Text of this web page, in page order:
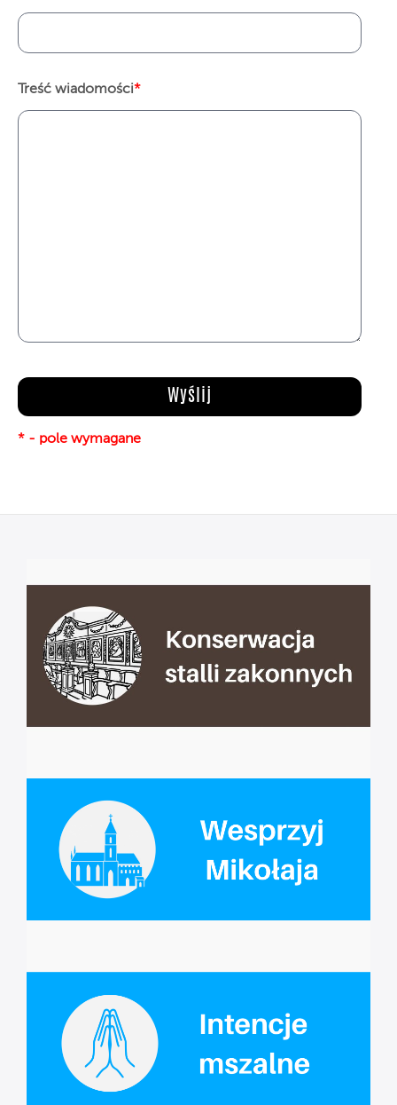
Treść wiadomości*
* - pole wymagane